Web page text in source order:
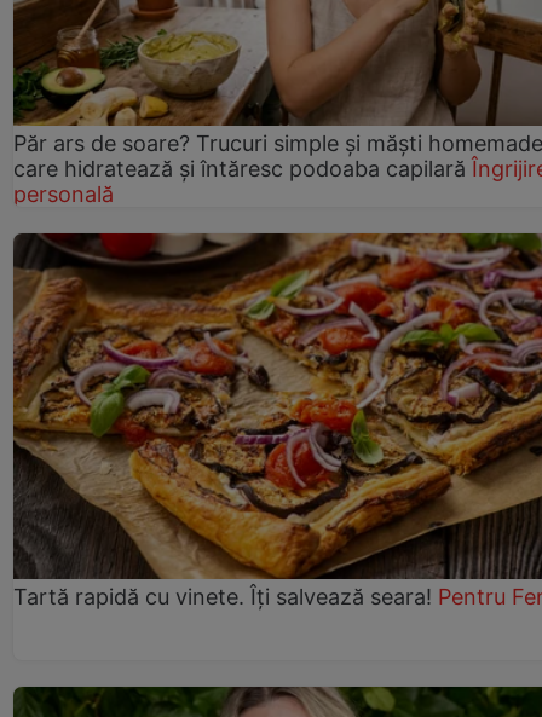
Păr ars de soare? Trucuri simple și măști homemade
care hidratează și întăresc podoaba capilară
personală
Tartă rapidă cu vinete. Îți salvează seara! Pentru